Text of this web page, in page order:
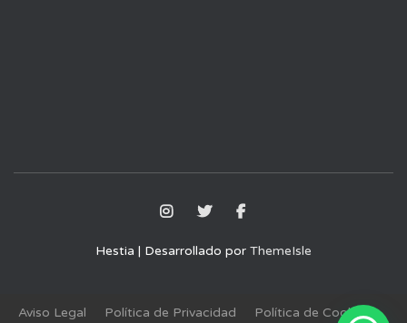
Hestia | Desarrollado por ThemeIsle
Aviso Legal Política de Privacidad Política de Cookies